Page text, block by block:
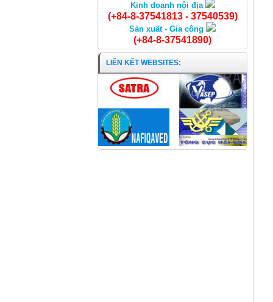
Kinh doanh nội địa
(+84-8-37541813 - 37540539)
Sản xuất - Gia công
(+84-8-37541890)
LIÊN KẾT WEBSITES: